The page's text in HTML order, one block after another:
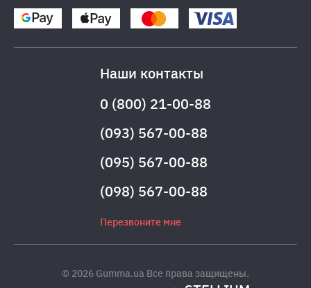
Наши контакты
0 (800) 21-00-88
(093) 567-00-88
(095) 567-00-88
(098) 567-00-88
Перезвоните мне
© 2026 Gumma.ua Все права защищены.